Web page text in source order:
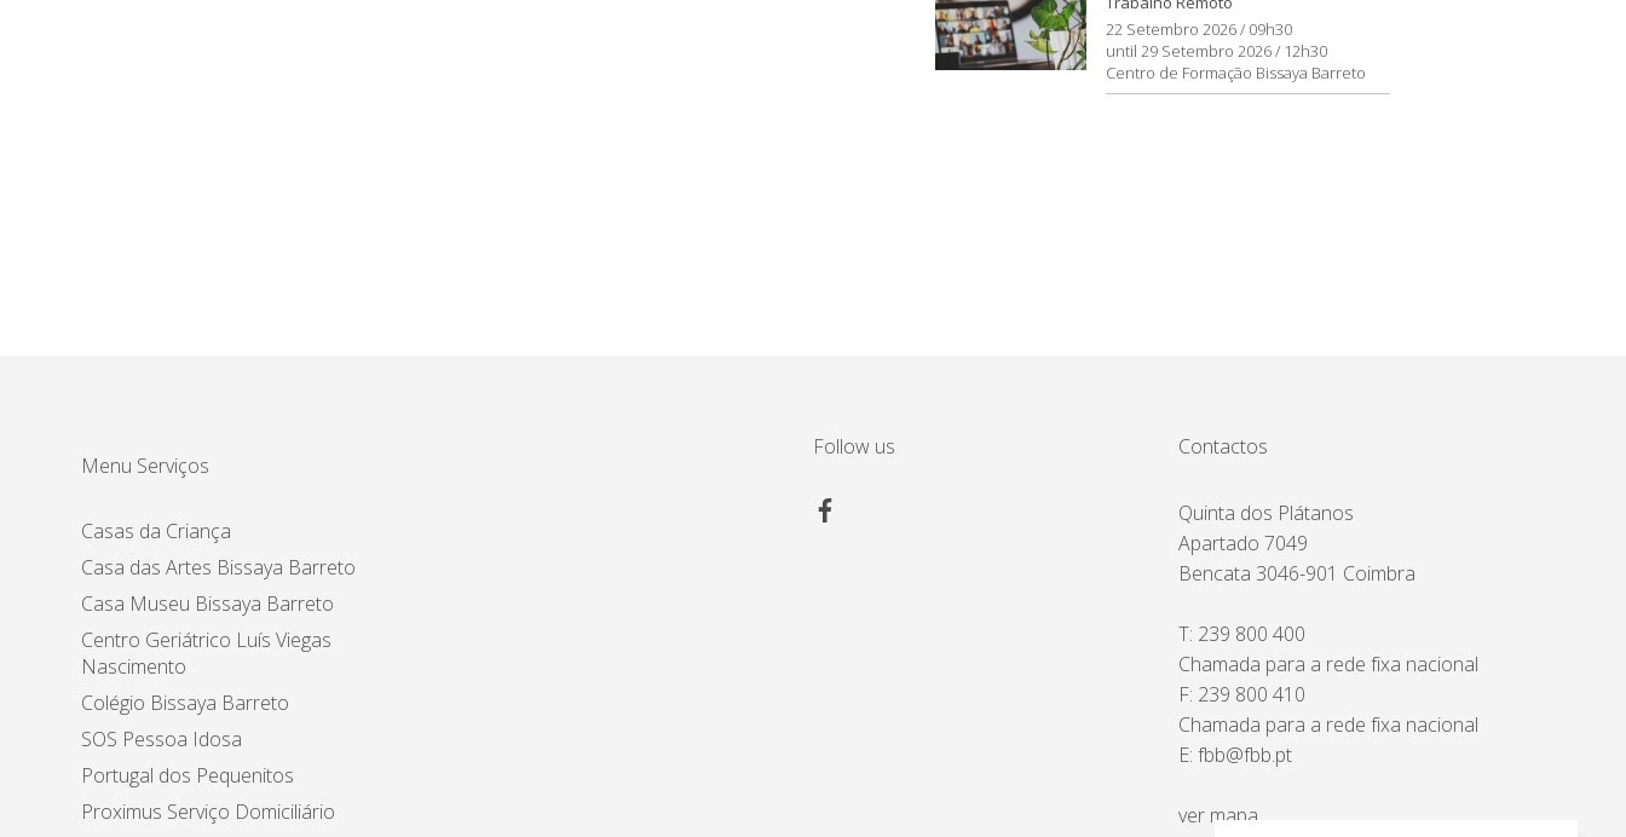
22 Setembro 2026 / 09h30
until 29 Setembro 2026 / 12h30
Centro de Formação Bissaya Barreto
Menu Serviços
Casas da Criança
Casa das Artes Bissaya Barreto
Casa Museu Bissaya Barreto
Centro Geriátrico Luís Viegas
Nascimento
Colégio Bissaya Barreto
SOS Pessoa Idosa
Portugal dos Pequenitos
Proximus Serviço Domiciliário
Follow us Contactos
Quinta dos Plátanos
Apartado 7049
Bencata 3046-901 Coimbra
T: 239 800 400
Chamada para a rede fixa nacional
F: 239 800 410
Chamada para a rede fixa nacional
E:fbb@fbb.pt
ver mapa